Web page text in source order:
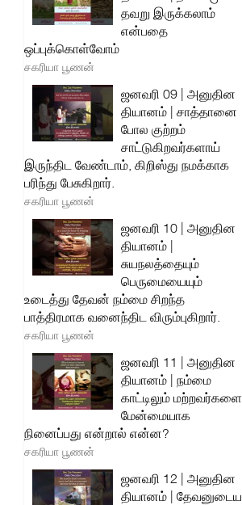
தவறு இருக்கலாம்
என்பதை
ஒப்புக்கொள்வோம்
சகரியா பூணன்
ஜனவரி 09 | அனுதின
தியானம் | சாத்தானை
போல குற்றம்
சாட்டுகிறவர்களாய்
இருந்திட வேண்டாம், கிறிஸ்து நமக்காக
பரிந்து பேசுகிறார்.
சகரியா பூணன்
ஜனவரி 10 | அனுதின
தியானம் |
சுயநலத்தையும்
பெருமையையும்
உடைத்து தேவன் நம்மை சிறந்த
பாத்திரமாக வனைந்திட விரும்புகிறார்.
சகரியா பூணன்
ஜனவரி 11 | அனுதின
தியானம் | நம்மை
காட்டிலும் மற்றவர்களை
மேன்மையாக
நினைப்பது என்றால் என்ன?
சகரியா பூணன்
ஜனவரி 12 | அனுதின
தியானம் | தேவனுடைய